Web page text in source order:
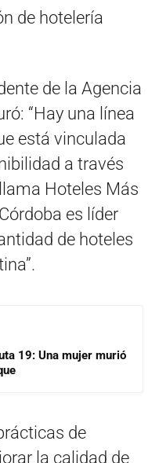
de hotelería
de la Agencia
“Hay una línea
está vinculada
a través
Hoteles Más
es líder
de hoteles
19: Una mujer murió
de
la calidad de